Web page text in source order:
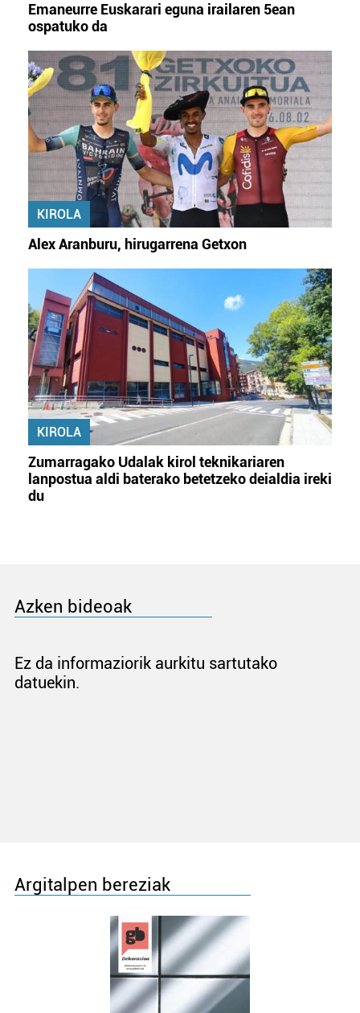
Emaneurre Euskarari eguna irailaren 5ean
ospatuko da
KIROLA
Alex Aranburu, hirugarrena Getxon
KIROLA
Zumarragako Udalak kirol teknikariaren
lanpostua aldi baterako betetzeko deialdia ireki
du
Azken bideoak
Ez da informaziorik aurkitu sartutako
datuekin.
Argitalpen bereziak